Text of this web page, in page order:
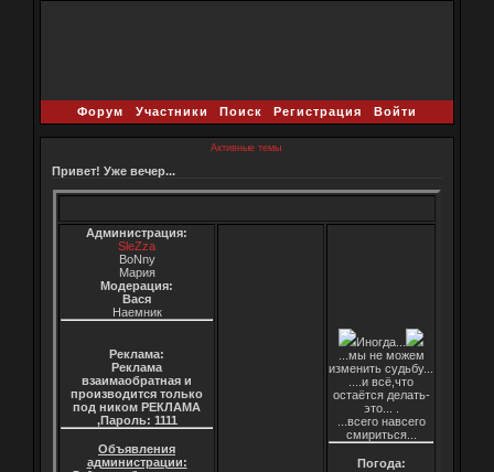
Форум Участники Поиск Регистрация Войти
Активные темы
Привет! Уже вечер...
Администрация:
SleZza
BoNny
Мария
Модерация:
Вася
Наемник
Реклама:
Реклама
взаимаобратная и
производится только
под ником РЕКЛАМА
,Пароль: 1111
Объявления
администрации:
Иногда...
...мы не можем
изменить судьбу...
....и всё,что
остаётся делать-
это... .
...всего навсего
смириться...
Погода: